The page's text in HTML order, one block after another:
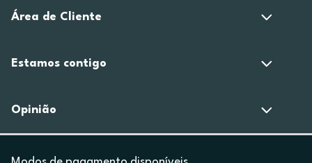
Área de Cliente
Estamos contigo
Opinião